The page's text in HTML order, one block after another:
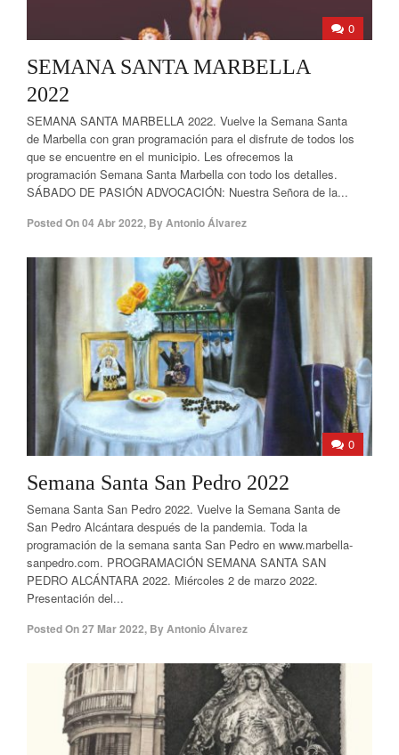
0
SEMANA SANTA MARBELLA
2022
SEMANA SANTA MARBELLA 2022. Vuelve la Semana Santa
de Marbella con gran programación para el disfrute de todos los
que se encuentre en el municipio. Les ofrecemos la
programación Semana Santa Marbella con todo los detalles.
SÁBADO DE PASIÓN ADVOCACIÓN: Nuestra Señora de la...
Posted On04 Abr 2022, By Antonio Álvarez
0
Semana Santa San Pedro 2022
Semana Santa San Pedro 2022. Vuelve la Semana Santa de
San Pedro Alcántara después de la pandemia. Toda la
programación de la semana santa San Pedro en www.marbella-
sanpedro.com. PROGRAMACIÓN SEMANA SANTA SAN
PEDRO ALCÁNTARA 2022. Miércoles 2 de marzo 2022.
Presentación del...
Posted On27 Mar 2022, ByAntonio Álvarez